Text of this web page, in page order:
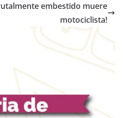
embestido muere
motociclista!